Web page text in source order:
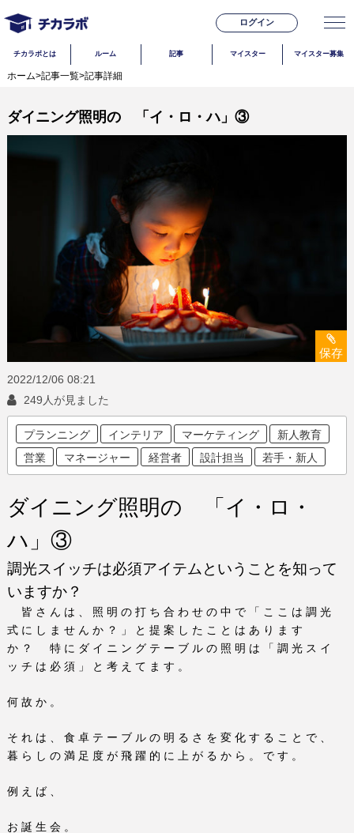
ログイン
チカラボとは ルーム 記事 マイスター マイスター募集
ホーム>記事一覧>記事詳細
ダイニング照明の 「イ・ロ・ハ」③
保存
2022/12/06 08:21
249人が見ました
プランニング インテリア マーケティング
新人教育
営業
マネージャー 経営者 設計担当 若手・新人
ダイニング照明の 「イ・ロ・
ハ」③
調光スイッチは必須アイテムということを知って
いますか？
皆さんは、照明の打ち合わせの中で「ここは調光
式にしませんか？」と提案したことはあります
か？ 特にダイニングテーブルの照明は「調光スイ
ッチは必須」と考えてます。
何故か。
それは、食卓テーブルの明るさを変化することで、
暮らしの満足度が飛躍的に上がるから。です。
例えば、
お誕生会。